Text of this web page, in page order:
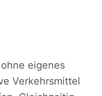
eigenes
Verkehrsmittel